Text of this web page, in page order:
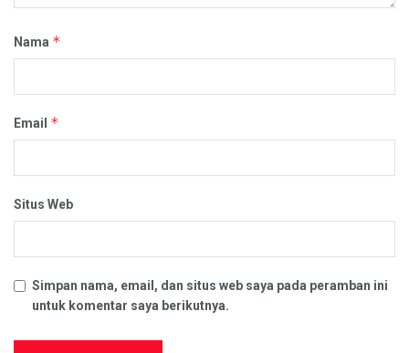
Nama *
Email *
Situs Web
Simpan nama, email, dan situs web saya pada peramban ini
untuk komentar saya berikutnya.